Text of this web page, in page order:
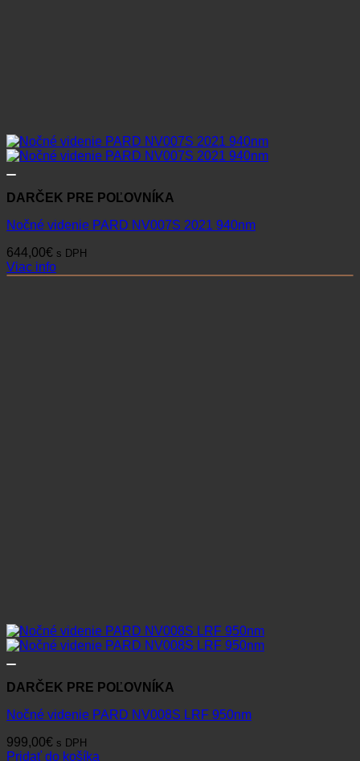
DARČEK PRE POĽOVNÍKA
Nočné videnie PARD NV007S 2021 940nm
644,00€ s DPH
Viac info
DARČEK PRE POĽOVNÍKA
Nočné videnie PARD NV008S LRF 950nm
999,00€ s DPH
Pridať do košíka